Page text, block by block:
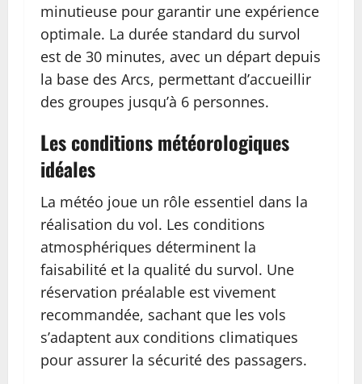
minutieuse pour garantir une expérience
optimale. La durée standard du survol
est de 30 minutes, avec un départ depuis
la base des Arcs, permettant d’accueillir
des groupes jusqu’à 6 personnes.
Les conditions météorologiques
idéales
La météo joue un rôle essentiel dans la
réalisation du vol. Les conditions
atmosphériques déterminent la
faisabilité et la qualité du survol. Une
réservation préalable est vivement
recommandée, sachant que les vols
s’adaptent aux conditions climatiques
pour assurer la sécurité des passagers.